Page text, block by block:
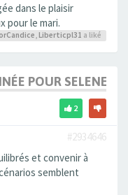
dans le plaisir
pour le mari.
, Liberticpl31 a liké
POUR SELENE
2
#2934646
et convenir à
semblent